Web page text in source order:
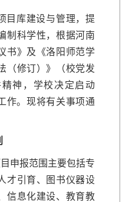
目库建设与管理，提
制科学性，根据河南
书》及《洛阳师范学
（修订）》（校党发
精神，学校决定启动
作。现将有关事项通
申报范围主要包括专
才引育、图书仪器设
信息化建设、教育教